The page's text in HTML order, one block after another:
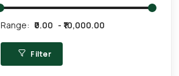
Range: ₹0.00 ₹10,000.00
Filter